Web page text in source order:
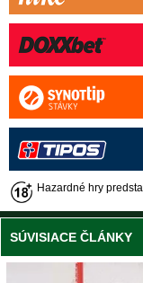
Hazardné hry
SÚVISIACE ČLÁNKY